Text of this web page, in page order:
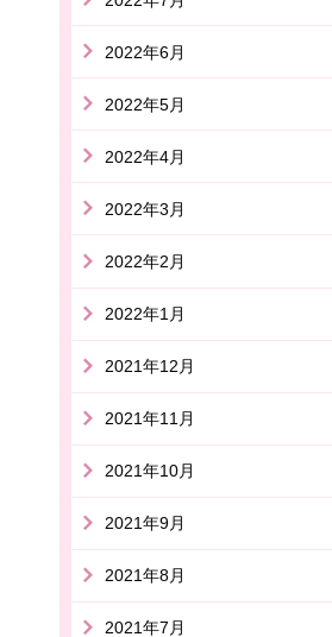
2022年6月
2022年5月
2022年4月
2022年3月
2022年2月
2022年1月
2021年12月
2021年11月
2021年10月
2021年9月
2021年8月
2021年7月